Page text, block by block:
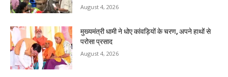
August 4, 2026
मुख्यमंत्री धामी ने धोए कांवड़ियों के चरण, अपने हाथों से
परोसा प्रसाद
August 4, 2026